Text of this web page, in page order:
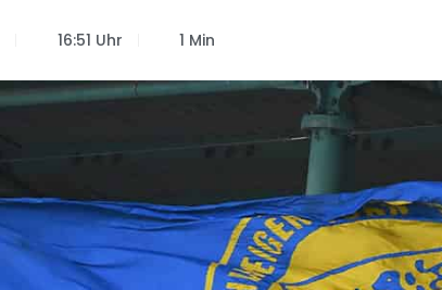
16:51 Uhr 1 Min